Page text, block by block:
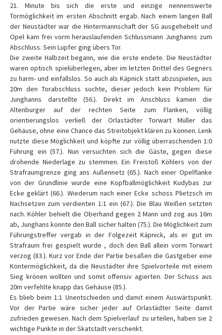
21. Minute bis sich die erste und einzige nennenswerte
Tormöglichkeit im ersten Abschnitt ergab. Nach einem langen Ball
der Neustädter war die Hintermannschaft der SG ausgehebelt und
Opel kam frei vorm herauslaufenden Schlussmann Junghanns zum
Abschluss. Sein Lupfer ging übers Tor.
Die zweite Halbzeit begann, wie die erste endete. Die Neustädter
waren optisch spielüberlegen, aber im letzten Drittel des Gegners
zu harm- und einfallslos. So auch als Käpnick statt abzuspielen, aus
20m den Torabschluss suchte, dieser jedoch kein Problem für
Junghanns darstellte (56.). Direkt im Anschluss kamen die
Altenburger auf der rechten Seite zum Flanken, völlig
orientierungslos verließ der Orlastädter Torwart Müller das
Gehäuse, ohne eine Chance das Streitobjekt klären zu können. Lenk
nutzte diese Möglichkeit und köpfte zur völlig überraschenden 1:0
Führung ein (57.). Nun versuchten sich die Gäste, gegen diese
drohende Niederlage zu stemmen. Ein Freistoß Köhlers von der
Strafraumgrenze ging ans Außennetz (65.). Nach einer Opelflanke
von der Grundlinie wurde eine Kopfballmöglichkeit Kudybas zur
Ecke geklärt (66.). Wiederum nach einer Ecke schoss Plietzsch im
Nachsetzen zum verdienten 1:1 ein (67.). Die Blau Weißen setzten
nach. Köhler behielt die Oberhand gegen 2 Mann und zog aus 16m
ab, Junghans konnte den Ball sicher halten (75.). Die Möglichkeit zum
Führungstreffer vergab in der Folgezeit Käpnick, als er gut im
Strafraum frei gespielt wurde , doch den Ball allein vorm Torwart
verzog (83.). Kurz vor Ende der Partie besaßen die Gastgeber eine
Kontermöglichkeit, da die Neustädter ihre Spielvorteile mit einem
Sieg krönen wollten und somit offensiv agierten. Der Schuss aus
20m verfehlte knapp das Gehäuse (85.).
Es blieb beim 1:1 Unentschieden und damit einem Auswärtspunkt.
Vor der Partie wäre sicher jeder auf Orlastädter Seite damit
zufrieden gewesen. Nach dem Spielverlauf zu urteilen, haben sie 2
wichtige Punkte in der Skatstadt verschenkt.